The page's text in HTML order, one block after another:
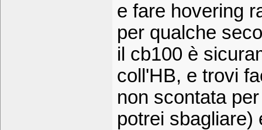
e fare hovering
per qualche
il cb100 è
coll'HB, e trovi
non scontata
potrei sbagliare)